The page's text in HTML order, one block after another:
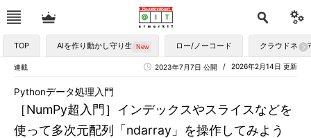
TOP AIを作り動かし守り生かす ロー/ノーコード クラウドネイ
連載 2026年2月14日 更新
2023年7月7日 公開
［NumPy超入門］インデックスやスライスなどを
使って多次元配列「ndarray」を操作してみよう
Pythonデータ処理入門